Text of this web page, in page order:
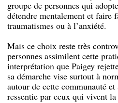
groupe de personnes qui
détendre mentalement et faire
traumatismes ou à l’anxiété.
Mais ce choix reste très
personnes assimilent cette
interprétation que Paigey
sa démarche vise surtout à
autour de cette communauté
ressentie par ceux qui vivent